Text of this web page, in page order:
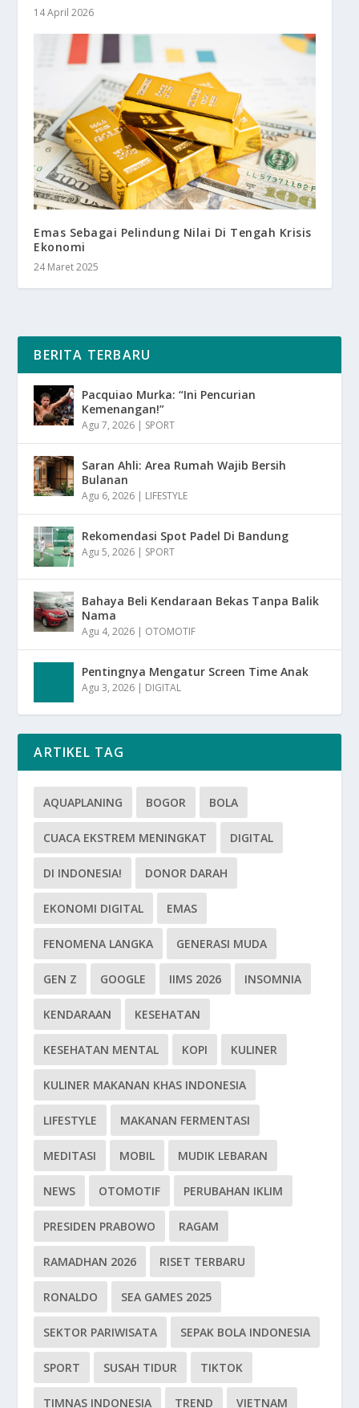
14 April 2026
Emas Sebagai Pelindung Nilai Di Tengah Krisis
Ekonomi
24 Maret 2025
BERITA TERBARU
Pacquiao Murka: “Ini Pencurian
Kemenangan!”
Agu 7, 2026 | SPORT
Saran Ahli: Area Rumah Wajib Bersih
Bulanan
Agu 6, 2026 | LIFESTYLE
Rekomendasi Spot Padel Di Bandung
Agu 5, 2026 | SPORT
Bahaya Beli Kendaraan Bekas Tanpa Balik
Nama
Agu 4, 2026 | OTOMOTIF
Pentingnya Mengatur Screen Time Anak
Agu 3, 2026 | DIGITAL
ARTIKEL TAG
AQUAPLANING BOGOR BOLA
CUACA EKSTREM MENINGKAT DIGITAL
DI INDONESIA! DONOR DARAH
EKONOMI DIGITAL EMAS
FENOMENA LANGKA GENERASI MUDA
GEN Z GOOGLE IIMS 2026 INSOMNIA
KENDARAAN KESEHATAN
KESEHATAN MENTAL KOPI KULINER
KULINER MAKANAN KHAS INDONESIA
LIFESTYLE MAKANAN FERMENTASI
MEDITASI MOBIL MUDIK LEBARAN
NEWS OTOMOTIF PERUBAHAN IKLIM
PRESIDEN PRABOWO RAGAM
RAMADHAN 2026 RISET TERBARU
RONALDO SEA GAMES 2025
SEKTOR PARIWISATA SEPAK BOLA INDONESIA
SPORT SUSAH TIDUR TIKTOK
TIMNAS INDONESIA TREND VIETNAM